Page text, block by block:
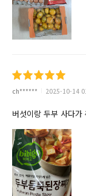
ch****** 2025-10-14
버섯이랑 두부 사다